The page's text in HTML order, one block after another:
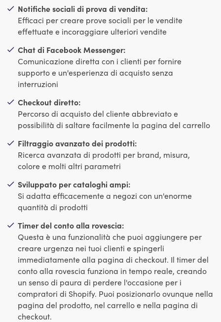
Notifiche sociali di prova di vendita:
Efficaci per creare prove sociali per le vendite
effettuate e incoraggiare ulteriori vendite
Chat di Facebook Messenger:
Comunicazione diretta con i clienti per fornire
supporto e un'esperienza di acquisto senza
interruzioni
Checkout diretto:
Percorso di acquisto del cliente abbreviato e
possibilità di saltare facilmente la pagina del carrello
Filtraggio avanzato dei prodotti:
Ricerca avanzata di prodotti per brand, misura,
colore e molti altri parametri
Sviluppato per cataloghi ampi:
Si adatta efficacemente a negozi con un'enorme
quantità di prodotti
Timer del conto alla rovescia:
Questa è una funzionalità che puoi aggiungere per
creare urgenza nei tuoi clienti e spingerli
immediatamente alla pagina di checkout. Il timer del
conto alla rovescia funziona in tempo reale, creando
un senso di paura di perdere l'occasione per i
compratori di Shopify. Puoi posizionarlo ovunque nella
pagina del prodotto, nel carrello e nella pagina di
checkout.